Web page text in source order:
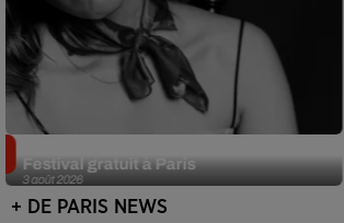
3 août 2026
Festival gratuit à Paris
+ DE PARIS NEWS